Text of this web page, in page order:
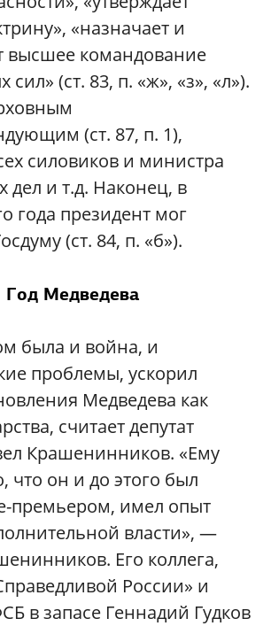
«назначает и
высшее командование
(ст. 83, п. «ж», «з», «л»).
(ст. 87, п. 1),
силовиков и министра
дел и т.д. Наконец, в
года президент мог
(ст. 84, п. «б»).
Год Медведева
была и война, и
проблемы, ускорил
Медведева как
считает депутат
Крашенинников. «Ему
что он и до этого был
премьером, имел опыт
власти», —
Его коллега,
России» и
в запасе Геннадий Гудков